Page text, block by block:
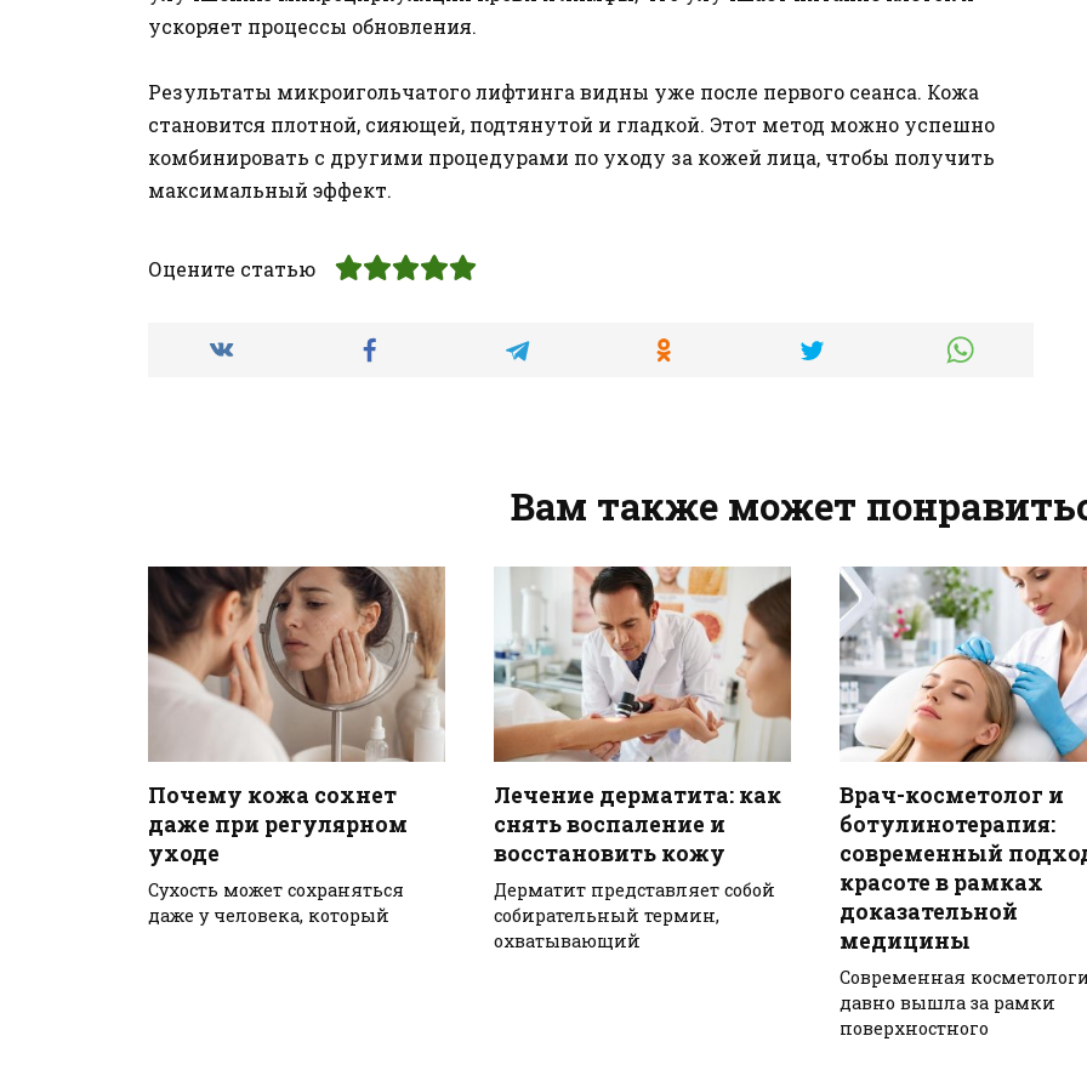
ускоряет процессы обновления.
Результаты микроигольчатого лифтинга видны уже после первого сеанса. Кожа
становится плотной, сияющей, подтянутой и гладкой. Этот метод можно успешно
комбинировать с другими процедурами по уходу за кожей лица, чтобы получить
максимальный эффект.
Оцените статью
Вам также может
Почему кожа сохнет
даже при регулярном
уходе
Сухость может сохраняться
даже у человека, который
Лечение дерматита: как
снять воспаление и
восстановить кожу
Дерматит представляет собой
собирательный термин,
охватывающий
Врач-косметолог и
ботулинотерапия:
современный
красоте в рамках
доказательной
медицины
Современная
давно вышла за рамки
поверхностного